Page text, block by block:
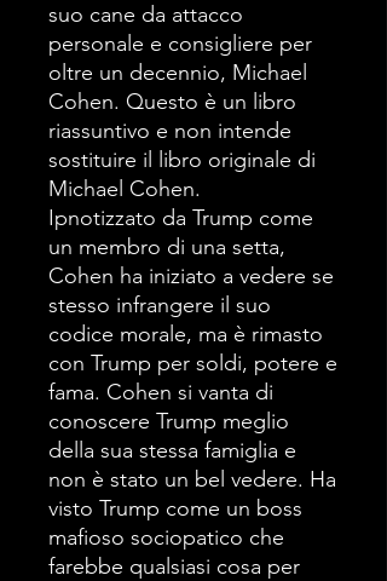
suo cane da attacco
personale e consigliere per
oltre un decennio, Michael
Cohen. Questo è un libro
riassuntivo e non intende
sostituire il libro originale di
Michael Cohen.
Ipnotizzato da Trump come
un membro di una setta,
Cohen ha iniziato a vedere se
stesso infrangere il suo
codice morale, ma è rimasto
con Trump per soldi, potere e
fama. Cohen si vanta di
conoscere Trump meglio
della sua stessa famiglia e
non è stato un bel vedere. Ha
visto Trump come un boss
mafioso sociopatico che
farebbe qualsiasi cosa per